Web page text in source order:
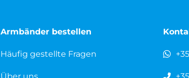
Armbänder bestellen
Häufig gestellte Fragen